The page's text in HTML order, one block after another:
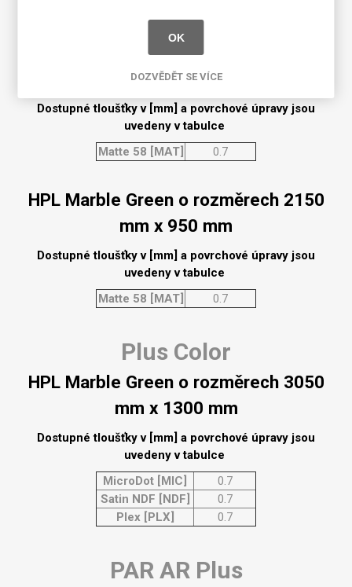
HPL Marble Green o rozměrech 2350
mm x 1300 mm
Dostupné tloušťky v [mm] a povrchové úpravy jsou
uvedeny v tabulce
Matte 58 [MAT]
0.7
HPL Marble Green o rozměrech 2150
mm x 950 mm
Dostupné tloušťky v [mm] a povrchové úpravy jsou
uvedeny v tabulce
Matte 58 [MAT]
0.7
Plus Color
HPL Marble Green o rozměrech 3050
mm x 1300 mm
Dostupné tloušťky v [mm] a povrchové úpravy jsou
uvedeny v tabulce
MicroDot [MIC]
0.7
Satin NDF [NDF]
0.7
Plex [PLX]
0.7
PAR AR Plus
OK
DOZVĚDĚT SE VÍCE